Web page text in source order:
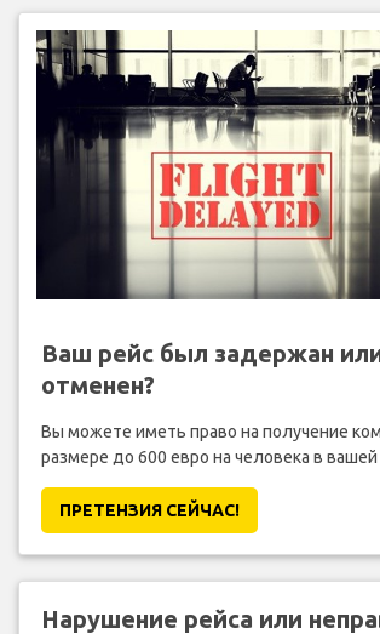
Ваш рейс был задержан
отменен?
Вы можете иметь право на получение
размере до 600 евро на человека в вашей
ПРЕТЕНЗИЯ CЕЙЧАС!
Нарушение рейса или